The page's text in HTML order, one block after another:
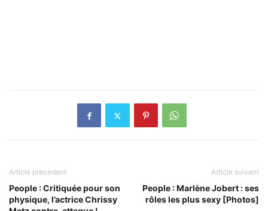
Article précédent
People : Critiquée pour son
physique, l’actrice Chrissy
Article suivant
People : Marlène Jobert : ses
rôles les plus sexy [Photos]